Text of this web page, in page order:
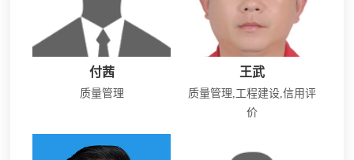
付茜
质量管理
王武
质量管理,工程建设,信用评
价